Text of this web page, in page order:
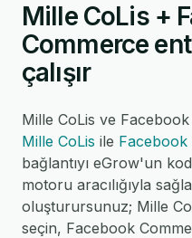
Mille CoLis +
Commerce
çalışır
Mille CoLis ve
Mille CoLis ile Facebook
bağlantıyı eGrow'un
motoru aracılığıyla
oluşturursunuz; Mille
seçin, Facebook